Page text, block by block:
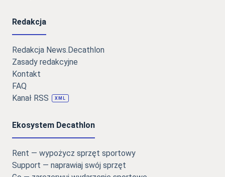
Redakcja
Redakcja News.Decathlon
Zasady redakcyjne
Kontakt
FAQ
Kanał RSS
XML
Ekosystem Decathlon
Rent — wypożycz sprzęt sportowy
Support — naprawiaj swój sprzęt